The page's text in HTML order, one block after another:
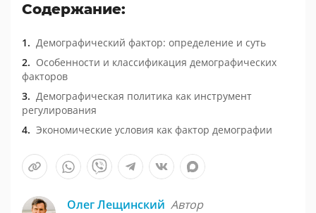
Содержание:
Демографический фактор: определение и суть
Особенности и классификация демографических
факторов
Демографическая политика как инструмент
регулирования
Экономические условия как фактор демографии
Олег Лещинский Автор